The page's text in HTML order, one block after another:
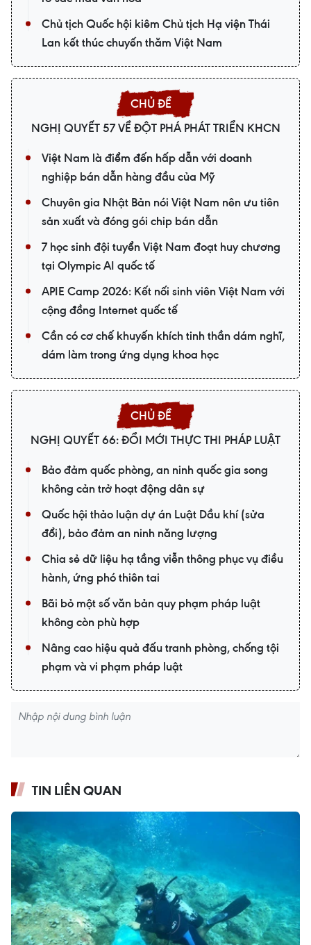
Chủ tịch Quốc hội kiêm Chủ tịch Hạ viện Thái
Lan kết thúc chuyến thăm Việt Nam
NGHỊ QUYẾT 57 VỀ ĐỘT PHÁ PHÁT TRIỂN KHCN
Việt Nam là điểm đến hấp dẫn với doanh
nghiệp bán dẫn hàng đầu của Mỹ
Chuyên gia Nhật Bản nói Việt Nam nên ưu tiên
sản xuất và đóng gói chip bán dẫn
7 học sinh đội tuyển Việt Nam đoạt huy chương
tại Olympic AI quốc tế
APIE Camp 2026: Kết nối sinh viên Việt Nam với
cộng đồng Internet quốc tế
Cần có cơ chế khuyến khích tinh thần dám nghĩ,
dám làm trong ứng dụng khoa học
NGHỊ QUYẾT 66: ĐỔI MỚI THỰC THI PHÁP LUẬT
Bảo đảm quốc phòng, an ninh quốc gia song
không cản trở hoạt động dân sự
Quốc hội thảo luận dự án Luật Dầu khí (sửa
đổi), bảo đảm an ninh năng lượng
Chia sẻ dữ liệu hạ tầng viễn thông phục vụ điều
hành, ứng phó thiên tai
Bãi bỏ một số văn bản quy phạm pháp luật
không còn phù hợp
Nâng cao hiệu quả đấu tranh phòng, chống tội
phạm và vi phạm pháp luật
TIN LIÊN QUAN